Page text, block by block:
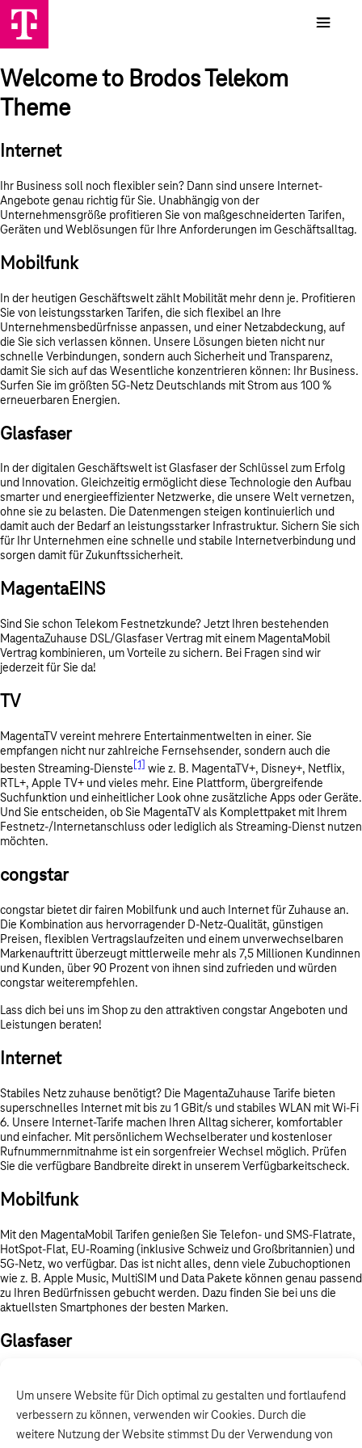
Um unsere Website für Dich optimal zu gestalten und fortlaufend
verbessern zu können, verwenden wir Cookies. Durch die
weitere Nutzung der Website stimmst Du der Verwendung von
Welcome to Brodos Telekom
Theme
Internet
Ihr Business soll noch flexibler sein? Dann sind unsere Internet-
Angebote genau richtig für Sie. Unabhängig von der
Unternehmensgröße profitieren Sie von maßgeschneiderten Tarifen,
Geräten und Weblösungen für Ihre Anforderungen im Geschäftsalltag.
Mobilfunk
In der heutigen Geschäftswelt zählt Mobilität mehr denn je. Profitieren
Sie von leistungsstarken Tarifen, die sich flexibel an Ihre
Unternehmensbedürfnisse anpassen, und einer Netzabdeckung, auf
die Sie sich verlassen können. Unsere Lösungen bieten nicht nur
schnelle Verbindungen, sondern auch Sicherheit und Transparenz,
damit Sie sich auf das Wesentliche konzentrieren können: Ihr Business.
Surfen Sie im größten 5G-Netz Deutschlands mit Strom aus 100 %
erneuerbaren Energien.
Glasfaser
In der digitalen Geschäftswelt ist Glasfaser der Schlüssel zum Erfolg
und Innovation. Gleichzeitig ermöglicht diese Technologie den Aufbau
smarter und energieeffizienter Netzwerke, die unsere Welt vernetzen,
ohne sie zu belasten. Die Datenmengen steigen kontinuierlich und
damit auch der Bedarf an leistungsstarker Infrastruktur. Sichern Sie sich
für Ihr Unternehmen eine schnelle und stabile Internetverbindung und
sorgen damit für Zukunftssicherheit.
MagentaEINS
Sind Sie schon Telekom Festnetzkunde? Jetzt Ihren bestehenden
MagentaZuhause DSL/Glasfaser Vertrag mit einem MagentaMobil
Vertrag kombinieren, um Vorteile zu sichern. Bei Fragen sind wir
jederzeit für Sie da!
TV
MagentaTV vereint mehrere Entertainmentwelten in einer. Sie
empfangen nicht nur zahlreiche Fernsehsender, sondern auch die
besten Streaming-Dienste [1]
wie z. B. MagentaTV+, Disney+, Netflix,
RTL+, Apple TV+ und vieles mehr. Eine Plattform, übergreifende
Suchfunktion und einheitlicher Look ohne zusätzliche Apps oder Geräte.
Und Sie entscheiden, ob Sie MagentaTV als Komplettpaket mit Ihrem
Festnetz-/Internetanschluss oder lediglich als Streaming-Dienst nutzen
möchten.
congstar
congstar bietet dir fairen Mobilfunk und auch Internet für Zuhause an.
Die Kombination aus hervorragender D-Netz-Qualität, günstigen
Preisen, flexiblen Vertragslaufzeiten und einem unverwechselbaren
Markenauftritt überzeugt mittlerweile mehr als 7,5 Millionen Kundinnen
und Kunden, über 90 Prozent von ihnen sind zufrieden und würden
congstar weiterempfehlen.
Lass dich bei uns im Shop zu den attraktiven congstar Angeboten und
Leistungen beraten!
Internet
Stabiles Netz zuhause benötigt? Die MagentaZuhause Tarife bieten
superschnelles Internet mit bis zu 1 GBit/s und stabiles WLAN mit Wi-Fi
6. Unsere Internet-Tarife machen Ihren Alltag sicherer, komfortabler
und einfacher. Mit persönlichem Wechselberater und kostenloser
Rufnummernmitnahme ist ein sorgenfreier Wechsel möglich. Prüfen
Sie die verfügbare Bandbreite direkt in unserem Verfügbarkeitscheck.
Mobilfunk
Mit den MagentaMobil Tarifen genießen Sie Telefon- und SMS-Flatrate,
HotSpot-Flat, EU-Roaming (inklusive Schweiz und Großbritannien) und
5G-Netz, wo verfügbar. Das ist nicht alles, denn viele Zubuchoptionen
wie z. B. Apple Music, MultiSIM und Data Pakete können genau passend
zu Ihren Bedürfnissen gebucht werden. Dazu finden Sie bei uns die
aktuellsten Smartphones der besten Marken.
Glasfaser
Internet im besten Telekom Netz! Auch wenn viele Geräte gleichzeitig
online sind, erhalten Sie mit Glasfaser dank Bandbreiten von bis zu
1.000 MBit/s erstklassige Stabilität mit konstanter Leistung. Außerdem
setzen Sie auf eine langlebige Technologie, die dank deutlich